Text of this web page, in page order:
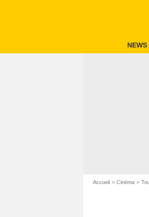
NEWS
Accueil Cinéma